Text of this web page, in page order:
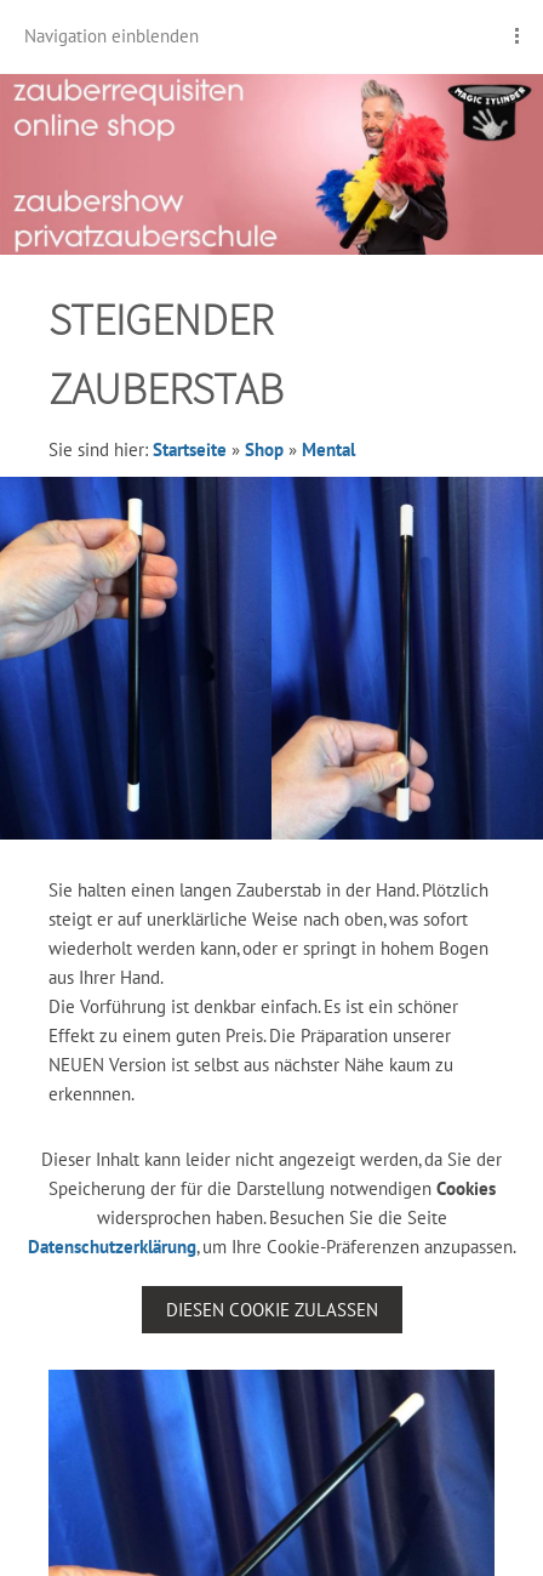
Navigation einblenden
STEIGENDER
ZAUBERSTAB
Sie sind hier: Startseite » Shop » Mental
Sie halten einen langen Zauberstab in der Hand. Plötzlich
steigt er auf unerklärliche Weise nach oben, was sofort
wiederholt werden kann, oder er springt in hohem Bogen
aus Ihrer Hand.
Die Vorführung ist denkbar einfach. Es ist ein schöner
Effekt zu einem guten Preis. Die Präparation unserer
NEUEN Version ist selbst aus nächster Nähe kaum zu
erkennnen.
Dieser Inhalt kann leider nicht angezeigt werden, da Sie der
Speicherung der für die Darstellung notwendigen Cookies
widersprochen haben. Besuchen Sie die Seite
Datenschutzerklärung, um Ihre Cookie-Präferenzen anzupassen.
DIESEN COOKIE ZULASSEN